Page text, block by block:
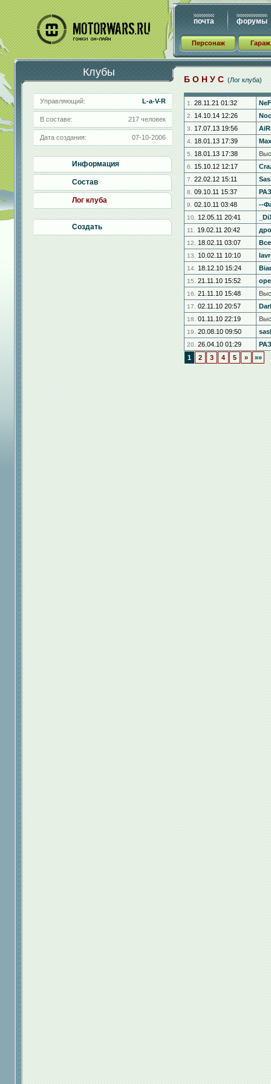
почта форумы
Персонаж Гараж
Клубы
Управляющий: L-a-V-R
В составе: 217 человек
Дата создания: 07-10-2006
Информация
Состав
Лог клуба
Создать
Б О Н У С (Лог клуба)
1. 28.11.21 01:32
2. 14.10.14 12:26
3. 17.07.13 19:56
4. 18.01.13 17:39
5. 18.01.13 17:38
6. 15.10.12 12:17
7. 22.02.12 15:11
8. 09.10.11 15:37
9. 02.10.11 03:48 --
10. 12.05.11 20:41
11. 19.02.11 20:42
12. 18.02.11 03:07
13. 10.02.11 10:10
14. 18.12.10 15:24
15. 21.11.10 15:52
16. 21.11.10 15:48
17. 02.11.10 20:57
18. 01.11.10 22:19
19. 20.08.10 09:50
20. 26.04.10 01:29
1
2 3 4 5 » »»